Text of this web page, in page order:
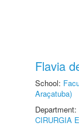
Flavia
School:
Araçatuba)
Department:
CIRURGIA